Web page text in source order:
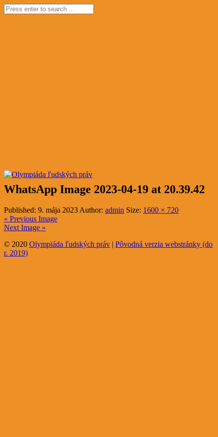
WhatsApp Image 2023-04-19 at 20.39.42
Published: 9. mája 2023 Author: admin Size: 1600 × 720
« Previous Image
Next Image »
© 2020 Olympiáda ľudských práv | Pôvodná verzia webstránky (do
r. 2019)